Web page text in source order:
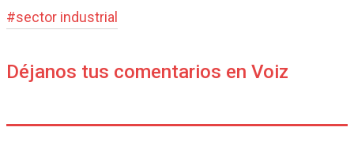
#sector industrial
Déjanos tus comentarios en Voiz